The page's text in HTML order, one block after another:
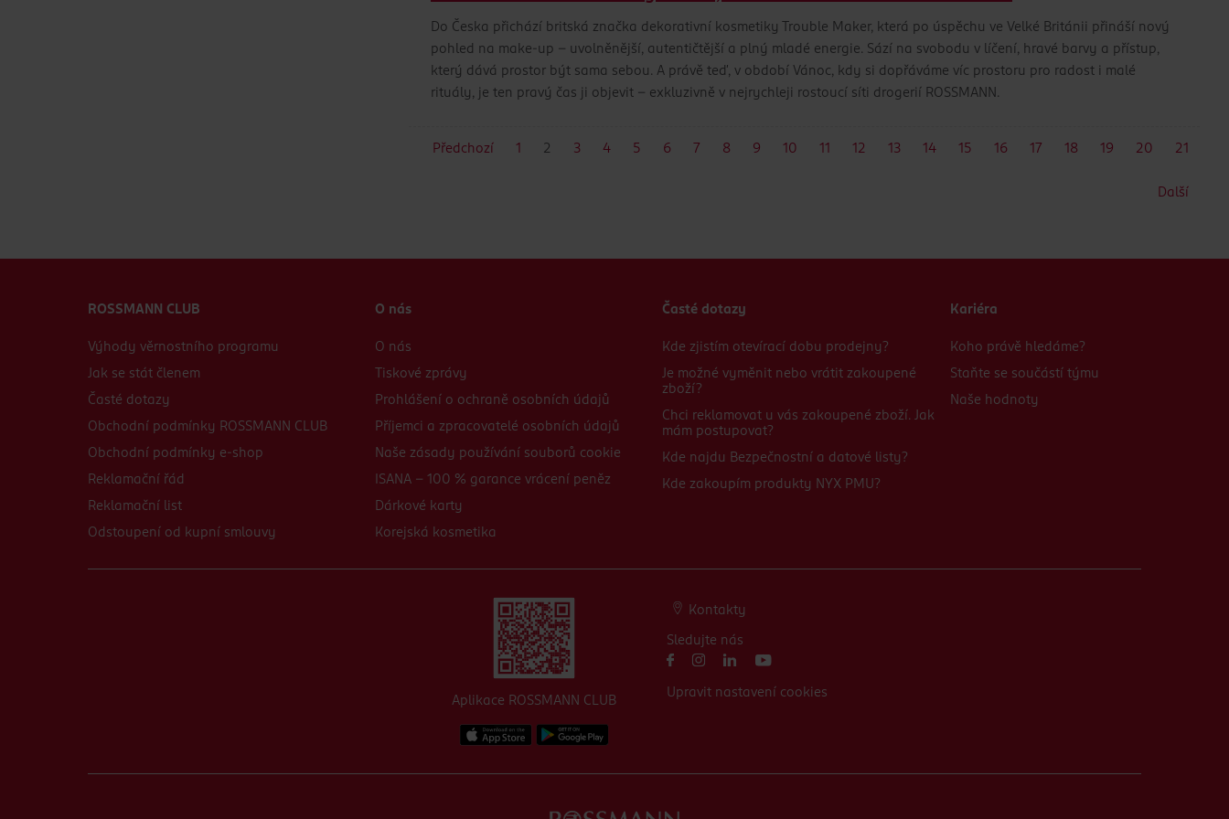
Do Česka přichází britská značka dekorativní kosmetiky Trouble Maker, která po úspěchu ve Velké Británii přináší nový
pohled na make-up – uvolněnější, autentičtější a plný mladé energie. Sází na svobodu v líčení, hravé barvy a přístup,
který dává prostor být sama sebou. A právě teď, v období Vánoc, kdy si dopřáváme víc prostoru pro radost i malé
rituály, je ten pravý čas ji objevit – exkluzivně v nejrychleji rostoucí síti drogerií ROSSMANN.
Předchozí 1 2 3 4 5 6 7 8 9 10 11 12 13 14 15 16 17 18 19 20 21
Další
ROSSMANN CLUB
Výhody věrnostního programu
Jak se stát členem
Časté dotazy
Obchodní podmínky ROSSMANN CLUB
Obchodní podmínky e-shop
Reklamační řád
Reklamační list
Odstoupení od kupní smlouvy
O nás
O nás
Tiskové zprávy
Prohlášení o ochraně osobních údajů
Příjemci a zpracovatelé osobních údajů
Naše zásady používání souborů cookie
ISANA - 100 % garance vrácení peněz
Dárkové karty
Korejská kosmetika
Časté dotazy
Kde zjistím otevírací dobu prodejny?
Je možné vyměnit nebo vrátit zakoupené
zboží?
Chci reklamovat u vás zakoupené zboží. Jak
mám postupovat?
Kde najdu Bezpečnostní a datové listy?
Kde zakoupím produkty NYX PMU?
Kariéra
Koho právě hledáme?
Staňte se součástí týmu
Naše hodnoty
Aplikace ROSSMANN CLUB
Kontakty
Sledujte nás
Upravit nastavení cookies